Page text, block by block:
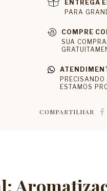
ENTREGA
PARA
COMPRE
SUA
ESTAMOS
COMPARTILHAR